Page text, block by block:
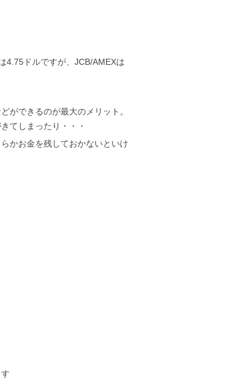
4.75ドルですが、JCB/AMEXは
ができるのが最大のメリット。
てしまったり・・・
かお金を残しておかないといけ